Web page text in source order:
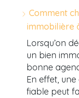
Comment
immobilière
Lorsqu’on
un bien
bonne
En effet,
fiable peut